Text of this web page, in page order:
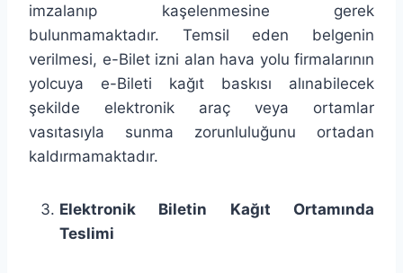
imzalanıp kaşelenmesine gerek
bulunmamaktadır. Temsil eden belgenin
verilmesi, e-Bilet izni alan hava yolu firmalarının
yolcuya e-Bileti kağıt baskısı alınabilecek
şekilde elektronik araç veya ortamlar
vasıtasıyla sunma zorunluluğunu ortadan
kaldırmamaktadır.
Elektronik Biletin Kağıt Ortamında
Teslimi